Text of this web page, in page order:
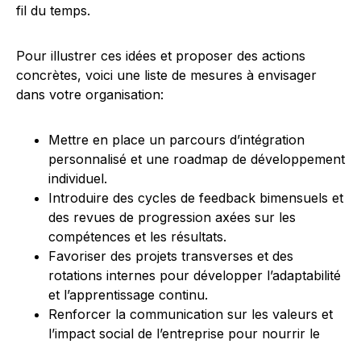
fil du temps.
Pour illustrer ces idées et proposer des actions
concrètes, voici une liste de mesures à envisager
dans votre organisation:
Mettre en place un parcours d’intégration
personnalisé et une roadmap de développement
individuel.
Introduire des cycles de feedback bimensuels et
des revues de progression axées sur les
compétences et les résultats.
Favoriser des projets transverses et des
rotations internes pour développer l’adaptabilité
et l’apprentissage continu.
Renforcer la communication sur les valeurs et
l’impact social de l’entreprise pour nourrir le